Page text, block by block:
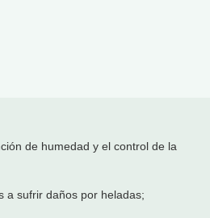
de humedad y el control de la
a sufrir daños por heladas;